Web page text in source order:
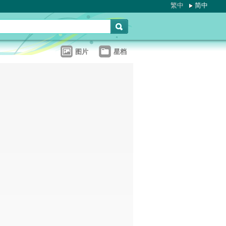
繁中 简中
图片 星档